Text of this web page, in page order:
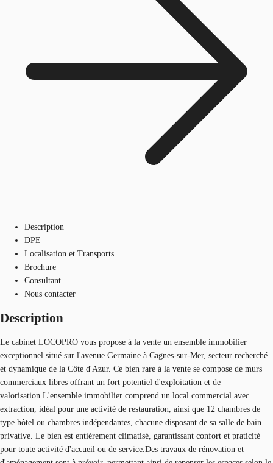
Description
DPE
Localisation et Transports
Brochure
Consultant
Nous contacter
Description
Le cabinet LOCOPRO vous propose à la vente un ensemble immobilier
exceptionnel situé sur l'avenue Germaine à Cagnes-sur-Mer, secteur recherché
et dynamique de la Côte d'Azur. Ce bien rare à la vente se compose de murs
commerciaux libres offrant un fort potentiel d'exploitation et de
valorisation.L'ensemble immobilier comprend un local commercial avec
extraction, idéal pour une activité de restauration, ainsi que 12 chambres de
type hôtel ou chambres indépendantes, chacune disposant de sa salle de bain
privative. Le bien est entièrement climatisé, garantissant confort et praticité
pour toute activité d'accueil ou de service.Des travaux de rénovation et